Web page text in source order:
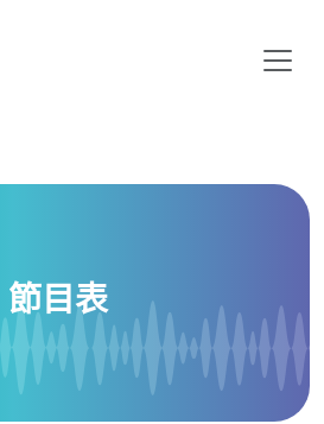
節目表